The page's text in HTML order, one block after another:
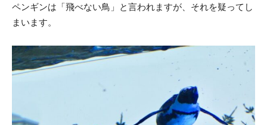
ペンギンは「飛べない鳥」と言われますが、それを疑ってし
まいます。